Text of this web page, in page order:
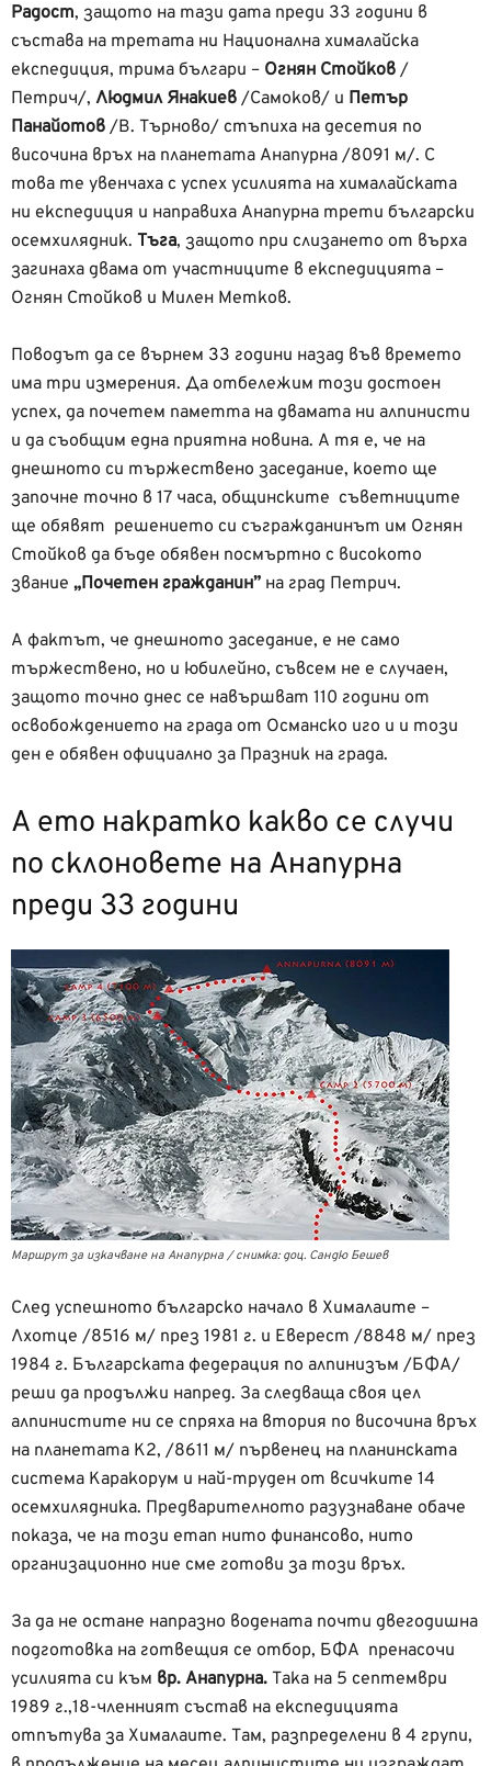
Радост, защото на тази дата преди 33 години в
състава на третата ни Национална хималайска
експедиция, трима българи – Огнян Стойков /
Петрич/, Людмил Янакиев /Самоков/ и Петър
Панайотов /В. Търново/ стъпиха на десетия по
височина връх на планетата Анапурна /8091 м/. С
това те увенчаха с успех усилията на хималайската
ни експедиция и направиха Анапурна трети български
осемхилядник. Тъга, защото при слизането от върха
загинаха двама от участниците в експедицията –
Огнян Стойков и Милен Метков.
Поводът да се върнем 33 години назад във времето
има три измерения. Да отбележим този достоен
успех, да почетем паметта на двамата ни алпинисти
и да съобщим една приятна новина. А тя е, че на
днешното си тържествено заседание, което ще
започне точно в 17 часа, общинските съветниците
ще обявят решението си съгражданинът им Огнян
Стойков да бъде обявен посмъртно с високото
звание „Почетен гражданин” на град Петрич.
А фактът, че днешното заседание, е не само
тържествено, но и юбилейно, съвсем не е случаен,
защото точно днес се навършват 110 години от
освобождението на града от Османско иго и и този
ден е обявен официално за Празник на града.
А ето накратко какво се случи
по склоновете на Анапурна
преди 33 години
Маршрут за изкачване на Анапурна / снимка: доц. Сандю Бешев
След успешното българско начало в Хималаите –
Лхотце /8516 м/ през 1981 г. и Еверест /8848 м/ през
1984 г. Българската федерация по алпинизъм /БФА/
реши да продължи напред. За следваща своя цел
алпинистите ни се спряха на втория по височина връх
на планетата К2, /8611 м/ първенец на планинската
система Каракорум и най-труден от всичките 14
осемхилядника. Предварителното разузнаване обаче
показа, че на този етап нито финансово, нито
организационно ние сме готови за този връх.
За да не остане напразно водената почти двегодишна
подготовка на готвещия се отбор, БФА пренасочи
усилията си към вр. Анапурна. Така на 5 септември
1989 г.,18-членният състав на експедицията
отпътува за Хималаите. Там, разпределени в 4 групи,